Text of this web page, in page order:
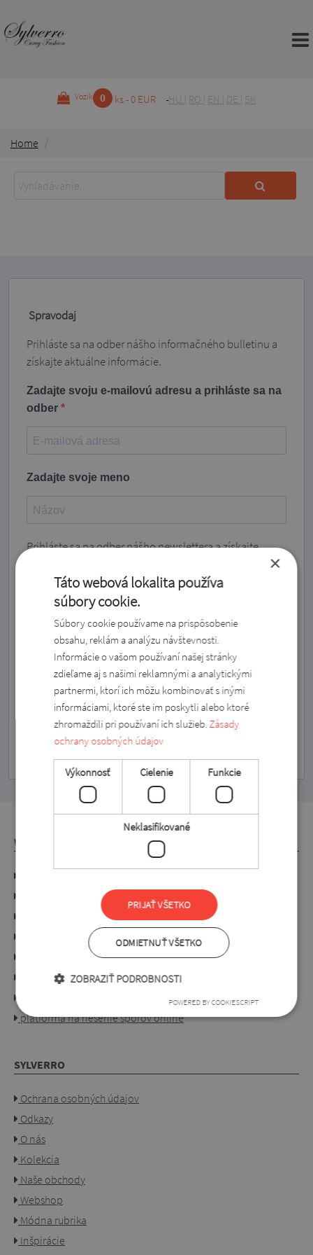
Vozík 0 ks - 0 EUR HU RO EN DE SK
Home
Spravodaj
Prihláste sa na odber nášho informačného bulletinu a
získajte aktuálne informácie.
Zadajte svoju e-mailovú adresu a prihláste sa na
odber
Zadajte svoje meno
Prihláste sa na odber nášho newslettera a získajte
Súhlasím so zasielaním vašich noviniek a prijímam
vyhlásenie o ochrane osobných údajov.
Odber noviniek môžete kedykoľvek zrušiť.
PRIHLÁSENIE NA
WEBSHOP
Spracovanie osobných údajov
Práva spotrebiteľa
Všeobecné zmluvné podmienky
Obchodné podmienky
Objednávanie a platba
platforma na riešenie sporov online
SYLVERRO
Ochrana osobných údajov
Odkazy
O nás
Kolekcia
Naše obchody
Webshop
Módna rubrika
Inšpirácie
×
Táto webová lokalita používa
súbory cookie.
Súbory cookie používame na prispôsobenie
obsahu, reklám a analýzu návštevnosti.
Informácie o vašom používaní našej stránky
zdieľame aj s našimi reklamnými a analytickými
partnermi, ktorí ich môžu kombinovať s inými
informáciami, ktoré ste im poskytli alebo ktoré
zhromaždili pri používaní ich služieb.Zásady
ochrany osobných údajov
Výkonnosť Cielenie Funkcie
Neklasifikované
PRIJAŤ VŠETKO
ODMIETNUŤ VŠETKO
ZOBRAZIŤ PODROBNOSTI
POWERED BY COOKIESCRIPT